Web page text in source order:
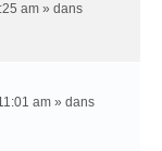
am » dans
am » dans